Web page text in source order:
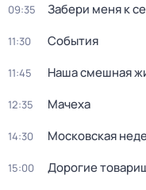
09:35 Забери меня к
11:30 События
11:45 Наша смешная
12:35 Мачеха
14:30 Московская
15:00 Дорогие